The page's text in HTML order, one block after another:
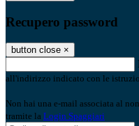
Recupero password
button close ×
all'indirizzo indicato con le
Non hai una e-mail associata al
tramite la Login Spaggiari